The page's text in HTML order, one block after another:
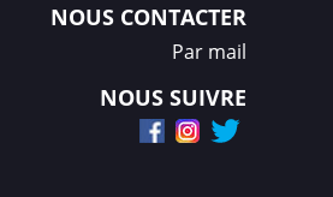
NOUS CONTACTER
Par mail
NOUS SUIVRE